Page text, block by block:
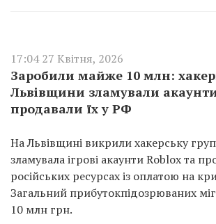
17:04 27 Квітня, 2026
Заробили майже 10 млн:
Львівщини зламували
продавали їх у РФ
На Львівщині викрили хакерську
зламувала ігрові акаунти Roblox та
російських ресурсах із оплатою на
Загальний прибутокпідозрюваних
10 млн грн.